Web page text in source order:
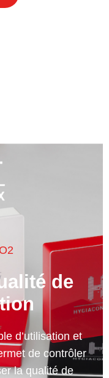
de
d’utilisation et
de contrôler
la qualité de